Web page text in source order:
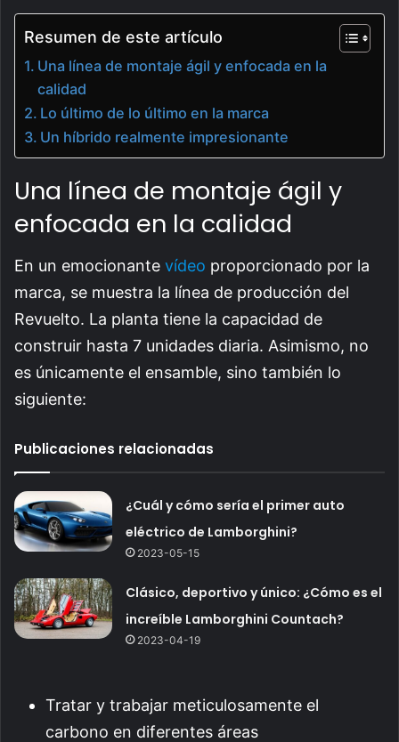
Resumen de este artículo
Una línea de montaje ágil y enfocada en la
calidad
Lo último de lo último en la marca
Un híbrido realmente impresionante
Una línea de montaje ágil y
enfocada en la calidad
En un emocionante vídeo proporcionado por la
marca, se muestra la línea de producción del
Revuelto. La planta tiene la capacidad de
construir hasta 7 unidades diaria. Asimismo, no
es únicamente el ensamble, sino también lo
siguiente:
Publicaciones relacionadas
¿Cuál y cómo sería el primer auto
eléctrico de Lamborghini?
2023-05-15
Clásico, deportivo y único: ¿Cómo es el
increíble Lamborghini Countach?
2023-04-19
Tratar y trabajar meticulosamente el
carbono en diferentes áreas